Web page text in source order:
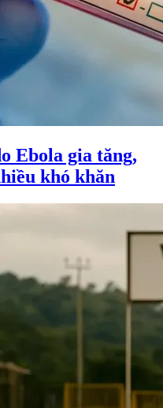
Ebola gia tăng,
khó khăn